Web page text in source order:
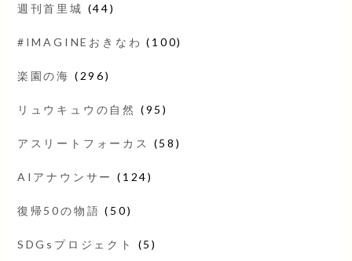
週刊首里城 (44)
#IMAGINEおきなわ (100)
楽園の海 (296)
リュウキュウの自然 (95)
アスリートフォーカス (58)
AIアナウンサー (124)
復帰50の物語 (50)
SDGsプロジェクト (5)